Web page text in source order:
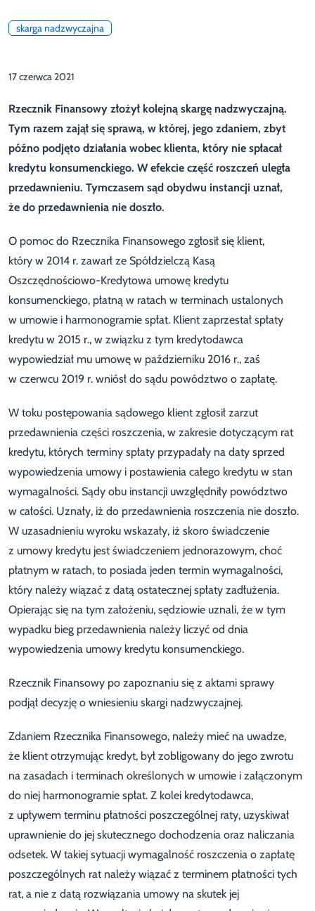
skarga nadzwyczajna
17 czerwca 2021
Rzecznik Finansowy złożył kolejną skargę nadzwyczajną.
Tym razem zajął się sprawą, w której, jego zdaniem, zbyt
późno podjęto działania wobec klienta, który nie spłacał
kredytu konsumenckiego. W efekcie część roszczeń uległa
przedawnieniu. Tymczasem sąd obydwu instancji uznał,
że do przedawnienia nie doszło.
O pomoc do Rzecznika Finansowego zgłosił się klient,
który w 2014 r. zawarł ze Spółdzielczą Kasą
Oszczędnościowo-Kredytowa umowę kredytu
konsumenckiego, płatną w ratach w terminach ustalonych
w umowie i harmonogramie spłat. Klient zaprzestał spłaty
kredytu w 2015 r., w związku z tym kredytodawca
wypowiedział mu umowę w październiku 2016 r., zaś
w czerwcu 2019 r. wniósł do sądu powództwo o zapłatę.
W toku postępowania sądowego klient zgłosił zarzut
przedawnienia części roszczenia, w zakresie dotyczącym rat
kredytu, których terminy spłaty przypadały na daty sprzed
wypowiedzenia umowy i postawienia całego kredytu w stan
wymagalności. Sądy obu instancji uwzględniły powództwo
w całości. Uznały, iż do przedawnienia roszczenia nie doszło.
W uzasadnieniu wyroku wskazały, iż skoro świadczenie
z umowy kredytu jest świadczeniem jednorazowym, choć
płatnym w ratach, to posiada jeden termin wymagalności,
który należy wiązać z datą ostatecznej spłaty zadłużenia.
Opierając się na tym założeniu, sędziowie uznali, że w tym
wypadku bieg przedawnienia należy liczyć od dnia
wypowiedzenia umowy kredytu konsumenckiego.
Rzecznik Finansowy po zapoznaniu się z aktami sprawy
podjął decyzję o wniesieniu skargi nadzwyczajnej.
Zdaniem Rzecznika Finansowego, należy mieć na uwadze,
że klient otrzymując kredyt, był zobligowany do jego zwrotu
na zasadach i terminach określonych w umowie i załączonym
do niej harmonogramie spłat. Z kolei kredytodawca,
z upływem terminu płatności poszczególnej raty, uzyskiwał
uprawnienie do jej skutecznego dochodzenia oraz naliczania
odsetek. W takiej sytuacji wymagalność roszczenia o zapłatę
poszczególnych rat należy wiązać z terminem płatności tych
rat, a nie z datą rozwiązania umowy na skutek jej